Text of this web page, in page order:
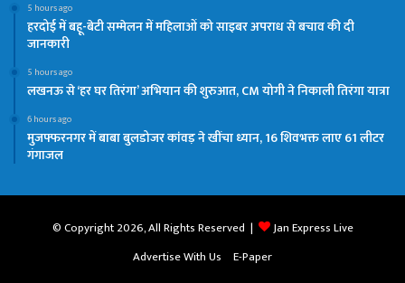
5 hours ago
हरदोई में बहू-बेटी सम्मेलन में महिलाओं को साइबर अपराध से बचाव की दी
जानकारी
5 hours ago
लखनऊ से ‘हर घर तिरंगा’ अभियान की शुरुआत, CM योगी ने निकाली तिरंगा यात्रा
6 hours ago
मुजफ्फरनगर में बाबा बुलडोजर कांवड़ ने खींचा ध्यान, 16 शिवभक्त लाए 61 लीटर
गंगाजल
© Copyright 2026, All Rights Reserved |
Jan Express Live
Advertise With Us
E-Paper